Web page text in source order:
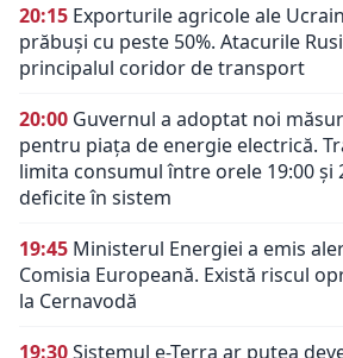
20:15 Exporturile agricole ale
prăbuși cu peste 50%. Atacurile
principalul coridor de transport
20:00 Guvernul a adoptat noi
pentru piața de energie electrică.
limita consumul între orele 19:00 și
deficite în sistem
19:45 Ministerul Energiei a emis
Comisia Europeană. Există riscul
la Cernavodă
19:30Sistemul e-Terra ar putea